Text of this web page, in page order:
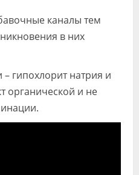
каналы тем
в них
гипохлорит натрия и
органической и не